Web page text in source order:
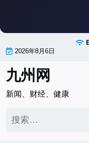
content
2026年8月6日
九州网
新闻、财经、健康
索：